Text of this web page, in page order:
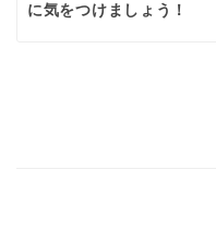
に気をつけましょう！